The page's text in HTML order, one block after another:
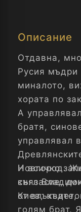
Описание
Отдавна,
Русия мъдри
миналото,
хората по
А
братя,
управлявал
Новгород.
съгласие,
от
И всичко
княз
Киев,
голям брат,